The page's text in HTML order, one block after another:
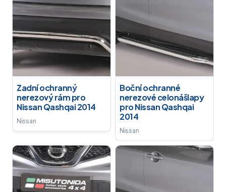
Zadní ochranný
nerezový rám pro
Nissan Qashqai 2014
Nissan
Boční ochranné
nerezové celonášlapy
pro Nissan Qashqai
2014
Nissan